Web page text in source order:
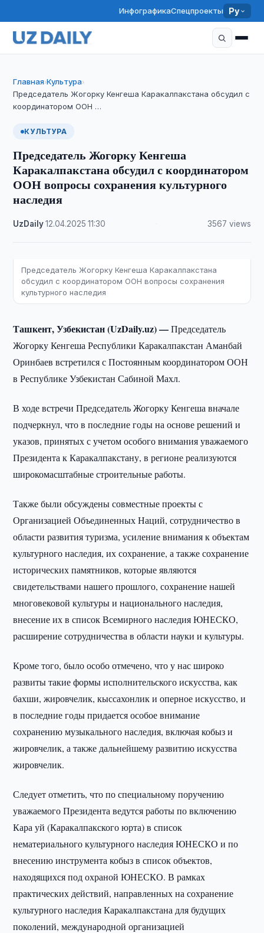
ИнфографикаСпецпроекты Ру
Главная›Культура›
Председатель Жогорку Кенгеша Каракалпакстана обсудил с
координатором ООН …
КУЛЬТУРА
Председатель Жогорку Кенгеша
Каракалпакстана обсудил с координатором
ООН вопросы сохранения культурного
наследия
UzDaily·12.04.2025 ·11:30 3567 views
Председатель Жогорку Кенгеша Каракалпакстана
обсудил с координатором ООН вопросы сохранения
культурного наследия
Ташкент, Узбекистан (UzDaily.uz) —Председатель
Жогорку Кенгеша Республики Каракалпакстан Аманбай
Оринбаев встретился с Постоянным координатором ООН
в Республике Узбекистан Сабиной Махл.
В ходе встречи Председатель Жогорку Кенгеша вначале
подчеркнул, что в последние годы на основе решений и
указов, принятых с учетом особого внимания уважаемого
Президента к Каракалпакстану, в регионе реализуются
широкомасштабные строительные работы.
Также были обсуждены совместные проекты с
Организацией Объединенных Наций, сотрудничество в
области развития туризма, усиление внимания к объектам
культурного наследия, их сохранение, а также сохранение
исторических памятников, которые являются
свидетельствами нашего прошлого, сохранение нашей
многовековой культуры и национального наследия,
внесение их в список Всемирного наследия ЮНЕСКО,
расширение сотрудничества в области науки и культуры.
Кроме того, было особо отмечено, что у нас широко
развиты такие формы исполнительского искусства, как
бахши, жировчелик, кыссахонлик и оперное искусство, и
в последние годы придается особое внимание
сохранению музыкального наследия, включая кобыз и
жировчелик, а также дальнейшему развитию искусства
жировчелик.
Следует отметить, что по специальному поручению
уважаемого Президента ведутся работы по включению
Кара уй (Каракалпакского юрта) в список
нематериального культурного наследия ЮНЕСКО и по
внесению инструмента кобыз в список объектов,
находящихся под охраной ЮНЕСКО. В рамках
практических действий, направленных на сохранение
культурного наследия Каракалпакстана для будущих
поколений, международной организацией